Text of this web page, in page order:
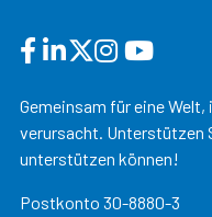
Gemeinsam für eine
verursacht. Unterstützen
unterstützen können!
Postkonto 30-8880-3